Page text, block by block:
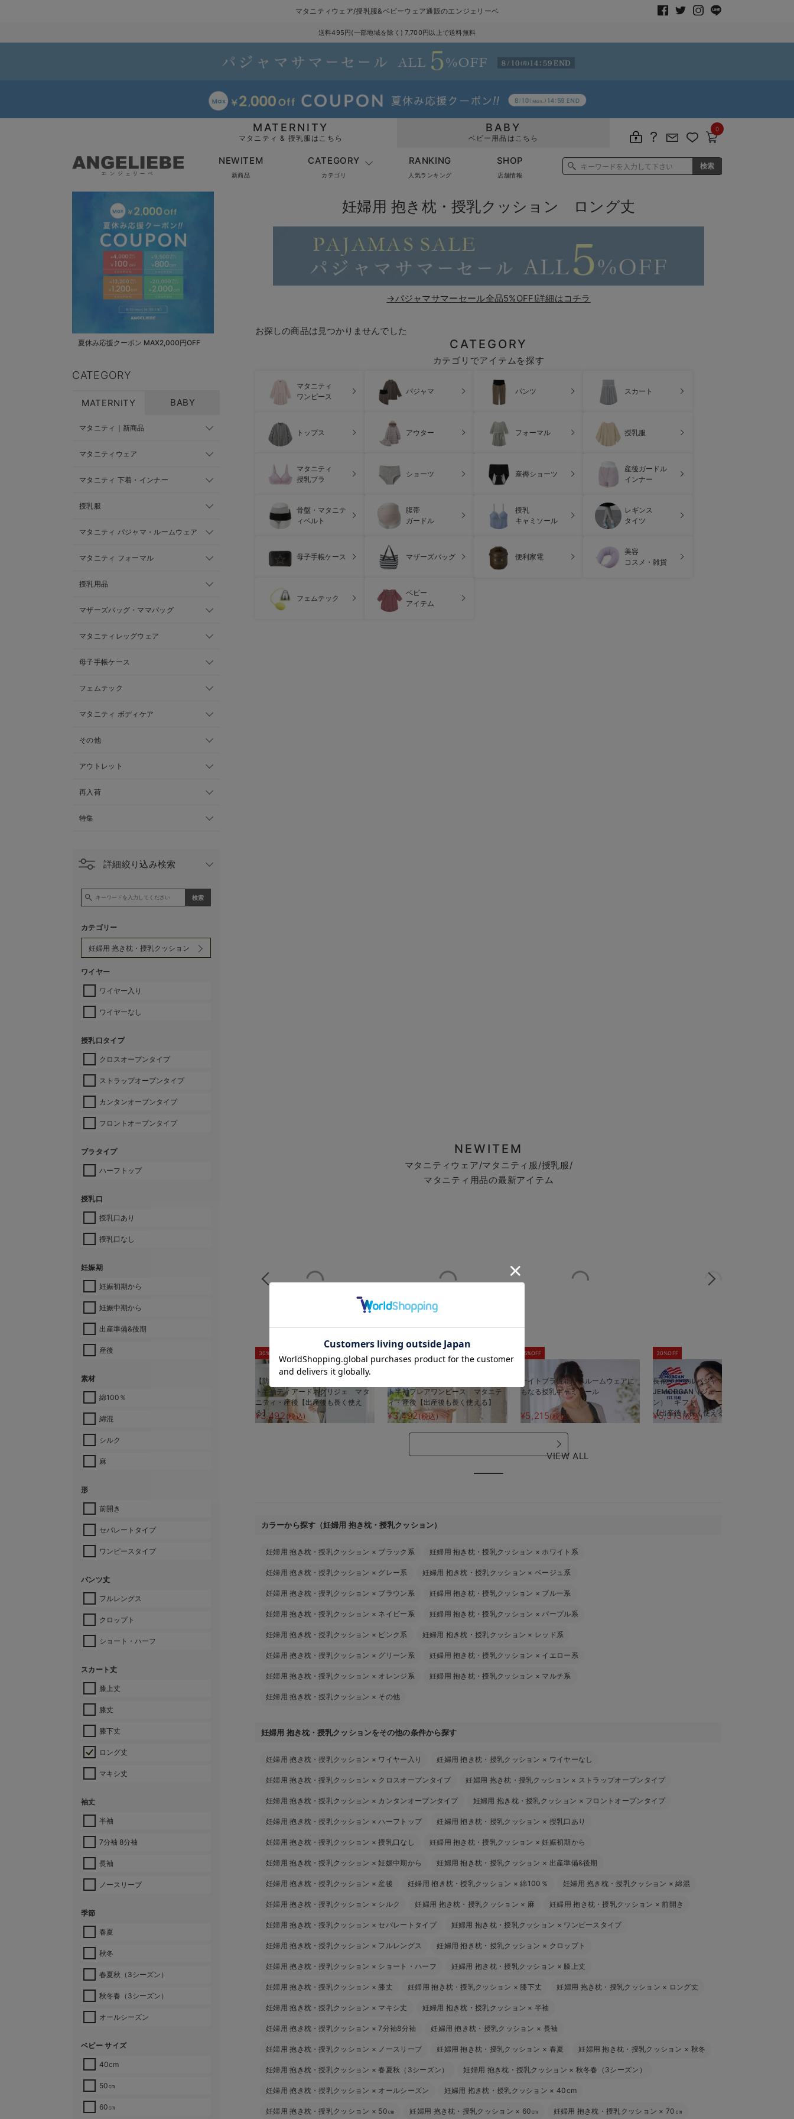
マタニティウェア/授乳服&ベビーウェア通販のエンジェリーベ
送料495円(一部地域を除く) 7,700円以上で送料無料
MATERNITY
マタニティ & 授乳服はこちら
BABY
ベビー用品はこちら
0
NEWITEM
新商品
CATEGORY
カテゴリ
RANKING
人気ランキング
SHOP
店舗情報
夏休み応援クーポン MAX2,000円OFF
CATEGORY
MATERNITY BABY
マタニティ｜新商品
マタニティウェア
マタニティ 下着・インナー
授乳服
マタニティ パジャマ・ルームウェア
マタニティ フォーマル
授乳用品
マザーズバッグ・ママバッグ
マタニティレッグウェア
母子手帳ケース
フェムテック
マタニティ ボディケア
その他
アウトレット
再入荷
特集
詳細絞り込み検索
カテゴリー
ワイヤー
ワイヤー入り
ワイヤーなし
授乳口タイプ
クロスオープンタイプ
ストラップオープンタイプ
カンタンオープンタイプ
フロントオープンタイプ
ブラタイプ
ハーフトップ
授乳口
授乳口あり
授乳口なし
妊娠期
妊娠初期から
妊娠中期から
出産準備&後期
産後
素材
綿100％
綿混
シルク
麻
形
前開き
セパレートタイプ
ワンピースタイプ
パンツ丈
フルレングス
クロップト
ショート・ハーフ
スカート丈
膝上丈
膝丈
膝下丈
ロング丈
マキシ丈
袖丈
半袖
7分袖 8分袖
長袖
ノースリーブ
季節
春夏
秋冬
春夏秋（3シーズン）
秋冬春（3シーズン）
オールシーズン
ベビー サイズ
40cm
50㎝
60㎝
妊婦用 抱き枕・授乳クッション ロング丈
→パジャマサマーセール全品5%OFF!詳細はコチラ
お探しの商品は見つかりませんでした
CATEGORY
カテゴリでアイテムを探す
マタニティ
ワンピース
パジャマ パンツ スカート
トップス アウター フォーマル 授乳服
マタニティ
授乳ブラ
ショーツ 産褥ショーツ
産後ガードル
インナー
骨盤・マタニテ
ィベルト
腹帯
ガードル
授乳
キャミソール
レギンス
タイツ
母子手帳ケース マザーズバッグ 便利家電
美容
コスメ・雑貨
フェムテック
ベビー
アイテム
NEWITEM
マタニティウェア/マタニティ服/授乳服/
マタニティ用品の最新アイテム
30%OFF
【防汚加工】綿混やわらかスウェッ
ト半袖ティアードネグリジェ マタ
ニティ・産後【出産後も長く使え
る】
¥3,492 (税込)
ト半袖フレアワンピース マタニテ
ィ・産後【出産後も長く使える】
¥3,492(税込)
5%OFF
ナイトブラ機能付 ルームウェアに
もなる授乳キャミソール
¥5,215(税込)
30%OFF
長袖サーマルパジャマ3点セット
JEMORGAN（ジェーイーモーガ
ン） ギフト マタニティ・産後
【出産後も長く使える】
¥5,313 (税込)
VIEW ALL
カラーから探す（妊婦用 抱き枕・授乳クッション）
妊婦用 抱き枕・授乳クッション × ブラック系 妊婦用 抱き枕・授乳クッション ×ホワイト系
妊婦用 抱き枕・授乳クッション × グレー系 妊婦用 抱き枕・授乳クッション ×ベージュ系
妊婦用 抱き枕・授乳クッション × ブラウン系 妊婦用 抱き枕・授乳クッション × ブルー系
妊婦用 抱き枕・授乳クッション × ネイビー系 妊婦用 抱き枕・授乳クッション ×パープル系
妊婦用 抱き枕・授乳クッション × ピンク系 妊婦用 抱き枕・授乳クッション × レッド系
妊婦用 抱き枕・授乳クッション × グリーン系 妊婦用 抱き枕・授乳クッション × イエロー系
妊婦用 抱き枕・授乳クッション × オレンジ系 妊婦用 抱き枕・授乳クッション × マルチ系
妊婦用 抱き枕・授乳クッション × その他
妊婦用 抱き枕・授乳クッションをその他の条件から探す
妊婦用 抱き枕・授乳クッション × ワイヤー入り 妊婦用 抱き枕・授乳クッション × ワイヤーなし
妊婦用 抱き枕・授乳クッション × クロスオープンタイプ 妊婦用 抱き枕・授乳クッション × ストラップオープンタイプ
妊婦用 抱き枕・授乳クッション × カンタンオープンタイプ 妊婦用 抱き枕・授乳クッション × フロントオープンタイプ
妊婦用 抱き枕・授乳クッション ×ハーフトップ 妊婦用 抱き枕・授乳クッション × 授乳口あり
妊婦用 抱き枕・授乳クッション ×授乳口なし 妊婦用 抱き枕・授乳クッション ×妊娠初期から
妊婦用 抱き枕・授乳クッション ×妊娠中期から 妊婦用 抱き枕・授乳クッション × 出産準備&後期
妊婦用 抱き枕・授乳クッション × 産後 妊婦用 抱き枕・授乳クッション ×綿100％ 妊婦用 抱き枕・授乳クッション ×綿混
妊婦用 抱き枕・授乳クッション × シルク 妊婦用 抱き枕・授乳クッション × 麻 妊婦用 抱き枕・授乳クッション ×前開き
妊婦用 抱き枕・授乳クッション × セパレートタイプ 妊婦用 抱き枕・授乳クッション × ワンピースタイプ
妊婦用 抱き枕・授乳クッション × フルレングス 妊婦用 抱き枕・授乳クッション × クロップト
妊婦用 抱き枕・授乳クッション × ショート・ハーフ 妊婦用 抱き枕・授乳クッション × 膝上丈
妊婦用 抱き枕・授乳クッション × 膝丈 妊婦用 抱き枕・授乳クッション × 膝下丈 妊婦用 抱き枕・授乳クッション × ロング丈
妊婦用 抱き枕・授乳クッション × マキシ丈 妊婦用 抱き枕・授乳クッション ×半袖
妊婦用 抱き枕・授乳クッション ×7分袖8分袖 妊婦用 抱き枕・授乳クッション × 長袖
妊婦用 抱き枕・授乳クッション × ノースリーブ 妊婦用 抱き枕・授乳クッション × 春夏 妊婦用 抱き枕・授乳クッション × 秋冬
妊婦用 抱き枕・授乳クッション ×春夏秋（3シーズン） 妊婦用 抱き枕・授乳クッション × 秋冬春（3シーズン）
妊婦用 抱き枕・授乳クッション × オールシーズン 妊婦用 抱き枕・授乳クッション × 40cm
妊婦用 抱き枕・授乳クッション × 50㎝ 妊婦用 抱き枕・授乳クッション × 60㎝ 妊婦用 抱き枕・授乳クッション ×70㎝
お気に入り商品を確認する